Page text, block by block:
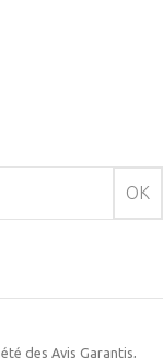
OK
des Avis Garantis,